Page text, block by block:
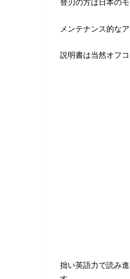
替刃の方は日本の
メンテナンス的な
説明書は当然オフコ
拙い英語力で読み